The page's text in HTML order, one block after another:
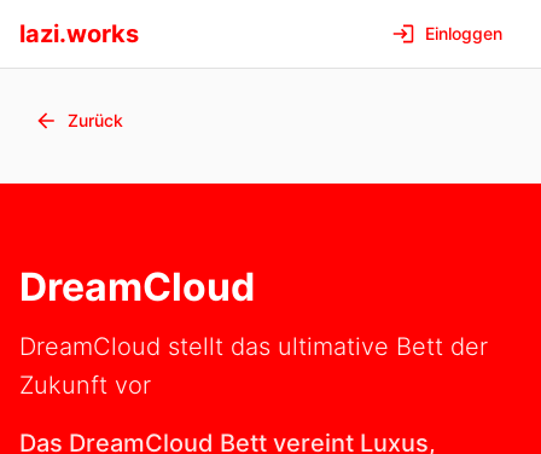
lazi.works Einloggen
Zurück
DreamCloud
DreamCloud stellt das ultimative Bett der
Zukunft vor
Das DreamCloud Bett vereint Luxus,